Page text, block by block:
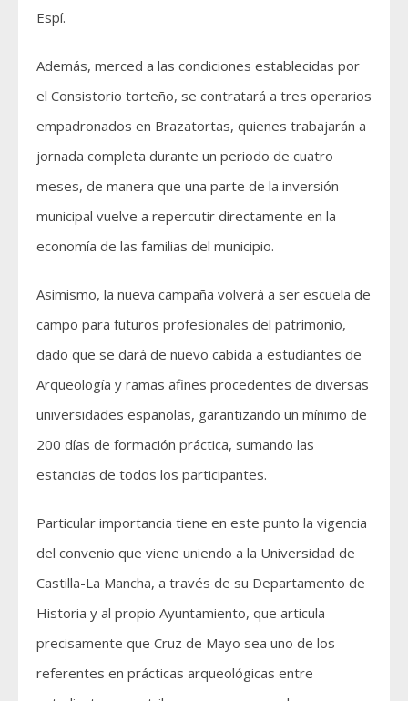
Espí.
Además, merced a las condiciones establecidas por
el Consistorio torteño, se contratará a tres operarios
empadronados en Brazatortas, quienes trabajarán a
jornada completa durante un periodo de cuatro
meses, de manera que una parte de la inversión
municipal vuelve a repercutir directamente en la
economía de las familias del municipio.
Asimismo, la nueva campaña volverá a ser escuela de
campo para futuros profesionales del patrimonio,
dado que se dará de nuevo cabida a estudiantes de
Arqueología y ramas afines procedentes de diversas
universidades españolas, garantizando un mínimo de
200 días de formación práctica, sumando las
estancias de todos los participantes.
Particular importancia tiene en este punto la vigencia
del convenio que viene uniendo a la Universidad de
Castilla-La Mancha, a través de su Departamento de
Historia y al propio Ayuntamiento, que articula
precisamente que Cruz de Mayo sea uno de los
referentes en prácticas arqueológicas entre